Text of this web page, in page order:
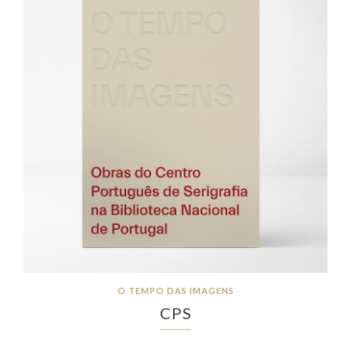
O TEMPO DAS IMAGENS
CPS